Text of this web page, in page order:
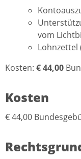
vom
Lohnzettel
Kosten: € 44,00
Kosten
€ 44,00